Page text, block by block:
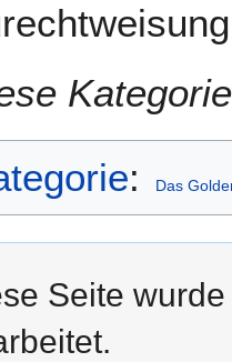
: Das
Seite